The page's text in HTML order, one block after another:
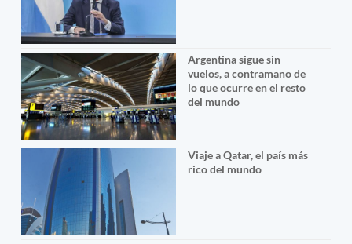
Argentina sigue sin
vuelos, a contramano de
lo que ocurre en el resto
del mundo
Viaje a Qatar, el país más
rico del mundo